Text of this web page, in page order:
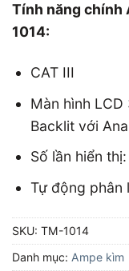
Tính năng chính
1014:
CAT III
Màn hình
Backlit với
Số lần hiển
Tự động phân
SKU: TM-1014
Danh mục: Ampe kìm